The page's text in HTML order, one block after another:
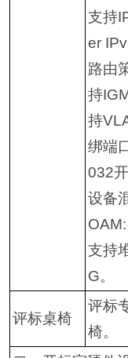
支持
er
路由
持
持
绑端
032
设备
支持
G。
评标桌椅
评标
椅。